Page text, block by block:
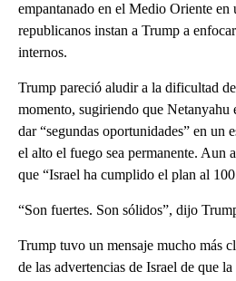
empantanado en el Medio Oriente en
republicanos instan a Trump a
internos.
Trump pareció aludir a la dificultad
momento, sugiriendo que Netanyahu
dar “segundas oportunidades” en un
el alto el fuego sea permanente. Aun
que “Israel ha cumplido el plan al
“Son fuertes. Son sólidos”, dijo
Trump tuvo un mensaje mucho más
de las advertencias de Israel de que